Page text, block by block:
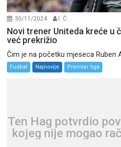
30/11/2024 I. Ć.
Novi trener Uniteda kreće u
već prekrižio
Čim je na početku mjeseca Ruben
Fudbal Najnovije Premier liga
Ten Hag potvrdio
kojeg nije mogao